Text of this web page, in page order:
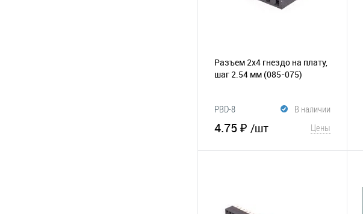
Разъем 2х4 гнездо на плату,
шаг 2.54 мм (085-075)
В наличии
PBD-8
4.75 ₽ /шт Цены